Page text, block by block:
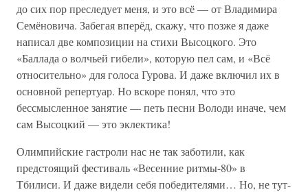
до сих пор преследует меня, и это всё — от Владимира
Семёновича. Забегая вперёд, скажу, что позже я даже
написал две композиции на стихи Высоцкого. Это
«Баллада о волчьей гибели», которую пел сам, и «Всё
относительно» для голоса Гурова. И даже включил их в
основной репертуар. Но вскоре понял, что это
бессмысленное занятие — петь песни Володи иначе, чем
сам Высоцкий — это эклектика!
Олимпийские гастроли нас не так заботили, как
предстоящий фестиваль «Весенние ритмы-80» в
Тбилиси. И даже видели себя победителями… Но, не тут-